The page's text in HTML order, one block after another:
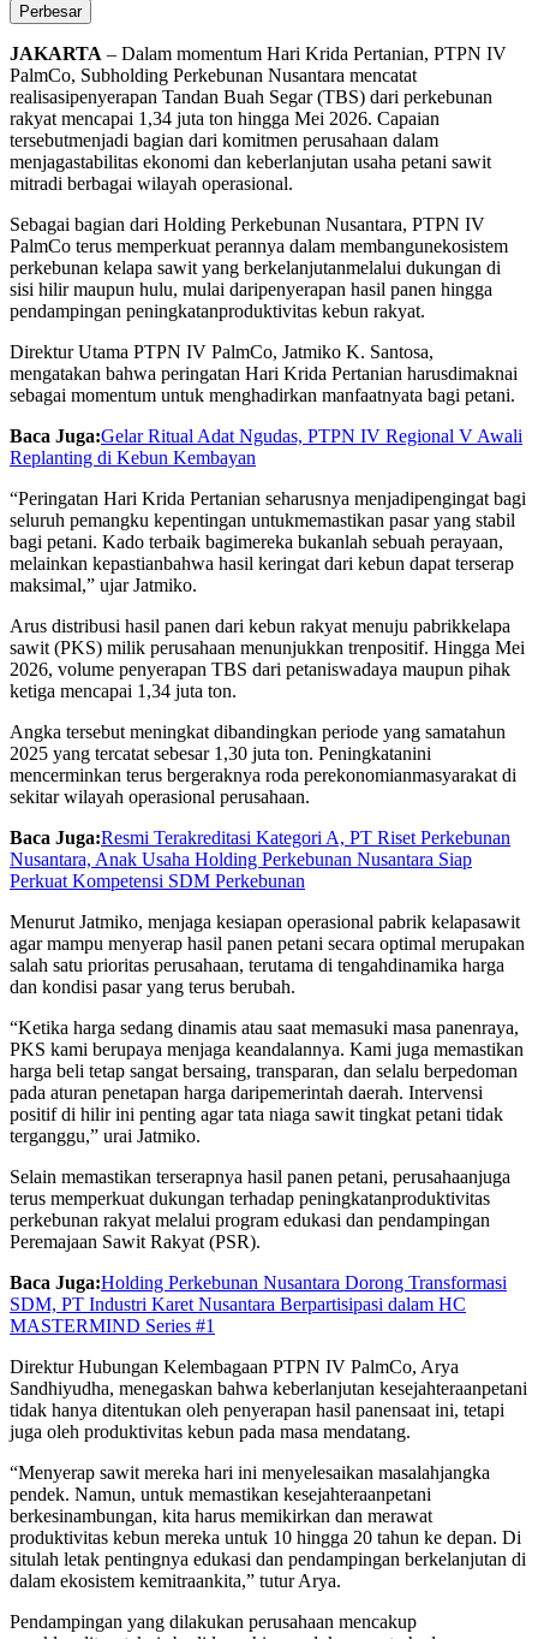
Perbesar
JAKARTA – Dalam momentum Hari Krida Pertanian, PTPN IV
PalmCo, Subholding Perkebunan Nusantara mencatat
realisasipenyerapan Tandan Buah Segar (TBS) dari perkebunan
rakyat mencapai 1,34 juta ton hingga Mei 2026. Capaian
tersebutmenjadi bagian dari komitmen perusahaan dalam
menjagastabilitas ekonomi dan keberlanjutan usaha petani sawit
mitradi berbagai wilayah operasional.
Sebagai bagian dari Holding Perkebunan Nusantara, PTPN IV
PalmCo terus memperkuat perannya dalam membangunekosistem
perkebunan kelapa sawit yang berkelanjutanmelalui dukungan di
sisi hilir maupun hulu, mulai daripenyerapan hasil panen hingga
pendampingan peningkatanproduktivitas kebun rakyat.
Direktur Utama PTPN IV PalmCo, Jatmiko K. Santosa,
mengatakan bahwa peringatan Hari Krida Pertanian harusdimaknai
sebagai momentum untuk menghadirkan manfaatnyata bagi petani.
Baca Juga:Gelar Ritual Adat Ngudas, PTPN IV Regional V Awali
Replanting di Kebun Kembayan
“Peringatan Hari Krida Pertanian seharusnya menjadipengingat bagi
seluruh pemangku kepentingan untukmemastikan pasar yang stabil
bagi petani. Kado terbaik bagimereka bukanlah sebuah perayaan,
melainkan kepastianbahwa hasil keringat dari kebun dapat terserap
maksimal,” ujar Jatmiko.
Arus distribusi hasil panen dari kebun rakyat menuju pabrikkelapa
sawit (PKS) milik perusahaan menunjukkan trenpositif. Hingga Mei
2026, volume penyerapan TBS dari petaniswadaya maupun pihak
ketiga mencapai 1,34 juta ton.
Angka tersebut meningkat dibandingkan periode yang samatahun
2025 yang tercatat sebesar 1,30 juta ton. Peningkatanini
mencerminkan terus bergeraknya roda perekonomianmasyarakat di
sekitar wilayah operasional perusahaan.
Baca Juga:Resmi Terakreditasi Kategori A, PT Riset Perkebunan
Nusantara, Anak Usaha Holding Perkebunan Nusantara Siap
Perkuat Kompetensi SDM Perkebunan
Menurut Jatmiko, menjaga kesiapan operasional pabrik kelapasawit
agar mampu menyerap hasil panen petani secara optimal merupakan
salah satu prioritas perusahaan, terutama di tengahdinamika harga
dan kondisi pasar yang terus berubah.
“Ketika harga sedang dinamis atau saat memasuki masa panenraya,
PKS kami berupaya menjaga keandalannya. Kami juga memastikan
harga beli tetap sangat bersaing, transparan, dan selalu berpedoman
pada aturan penetapan harga daripemerintah daerah. Intervensi
positif di hilir ini penting agar tata niaga sawit tingkat petani tidak
terganggu,” urai Jatmiko.
Selain memastikan terserapnya hasil panen petani, perusahaanjuga
terus memperkuat dukungan terhadap peningkatanproduktivitas
perkebunan rakyat melalui program edukasi dan pendampingan
Peremajaan Sawit Rakyat (PSR).
Baca Juga:Holding Perkebunan Nusantara Dorong Transformasi
SDM, PT Industri Karet Nusantara Berpartisipasi dalam HC
MASTERMIND Series #1
Direktur Hubungan Kelembagaan PTPN IV PalmCo, Arya
Sandhiyudha, menegaskan bahwa keberlanjutan kesejahteraanpetani
tidak hanya ditentukan oleh penyerapan hasil panensaat ini, tetapi
juga oleh produktivitas kebun pada masa mendatang.
“Menyerap sawit mereka hari ini menyelesaikan masalahjangka
pendek. Namun, untuk memastikan kesejahteraanpetani
berkesinambungan, kita harus memikirkan dan merawat
produktivitas kebun mereka untuk 10 hingga 20 tahun ke depan. Di
situlah letak pentingnya edukasi dan pendampingan berkelanjutan di
dalam ekosistem kemitraankita,” tutur Arya.
Pendampingan yang dilakukan perusahaan mencakup